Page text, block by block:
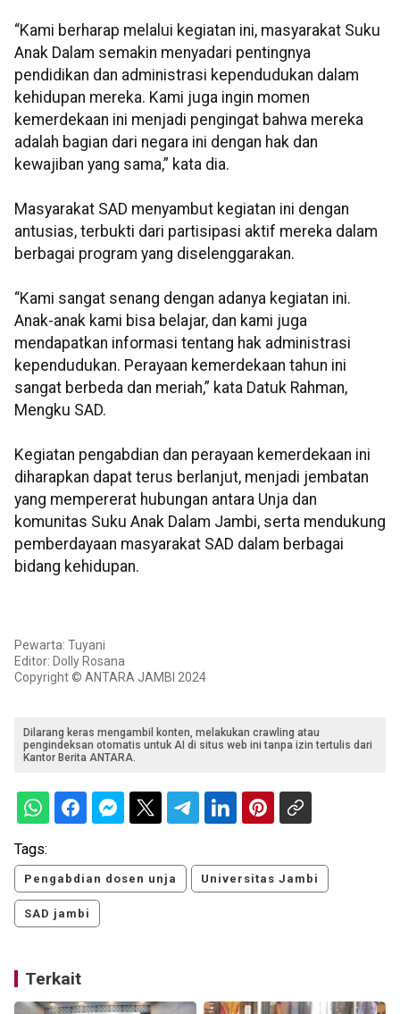
“Kami berharap melalui kegiatan ini, masyarakat Suku
Anak Dalam semakin menyadari pentingnya
pendidikan dan administrasi kependudukan dalam
kehidupan mereka. Kami juga ingin momen
kemerdekaan ini menjadi pengingat bahwa mereka
adalah bagian dari negara ini dengan hak dan
kewajiban yang sama,” kata dia.
Masyarakat SAD menyambut kegiatan ini dengan
antusias, terbukti dari partisipasi aktif mereka dalam
berbagai program yang diselenggarakan.
“Kami sangat senang dengan adanya kegiatan ini.
Anak-anak kami bisa belajar, dan kami juga
mendapatkan informasi tentang hak administrasi
kependudukan. Perayaan kemerdekaan tahun ini
sangat berbeda dan meriah,” kata Datuk Rahman,
Mengku SAD.
Kegiatan pengabdian dan perayaan kemerdekaan ini
diharapkan dapat terus berlanjut, menjadi jembatan
yang mempererat hubungan antara Unja dan
komunitas Suku Anak Dalam Jambi, serta mendukung
pemberdayaan masyarakat SAD dalam berbagai
bidang kehidupan.
Pewarta: Tuyani
Editor: Dolly Rosana
Copyright © ANTARA JAMBI 2024
Dilarang keras mengambil konten, melakukan crawling atau
pengindeksan otomatis untuk AI di situs web ini tanpa izin tertulis dari
Kantor Berita ANTARA.
Tags:
Pengabdian dosen unja Universitas Jambi
SAD jambi
Terkait